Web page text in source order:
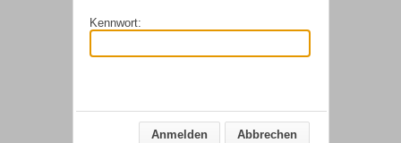
Kennwort:
Anmelden Abbrechen